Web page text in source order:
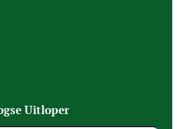
Uitloper